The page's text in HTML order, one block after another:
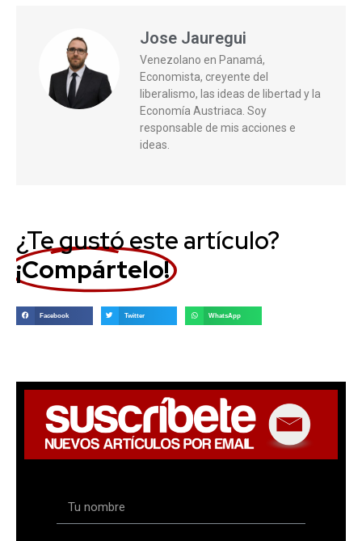
Jose Jauregui
Venezolano en Panamá,
Economista, creyente del
liberalismo, las ideas de libertad y la
Economía Austriaca. Soy
responsable de mis acciones e
ideas.
¿Te gustó este artículo?
¡Compártelo!
Facebook Twitter WhatsApp